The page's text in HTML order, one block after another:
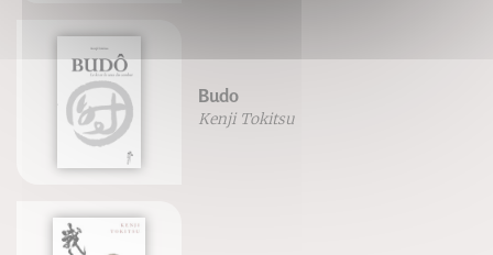
Budo
Kenji Tokitsu